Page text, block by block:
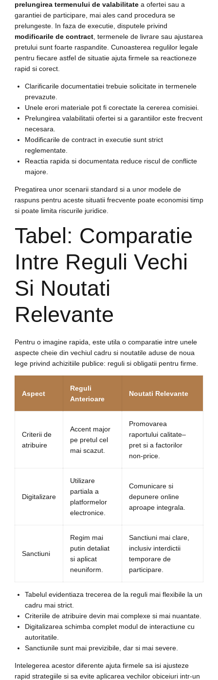
prelungirea termenului de valabilitate a ofertei sau a
garantiei de participare, mai ales cand procedura se
prelungeste. In faza de executie, disputele privind
modificarile de contract, termenele de livrare sau ajustarea
pretului sunt foarte raspandite. Cunoasterea regulilor legale
pentru fiecare astfel de situatie ajuta firmele sa reactioneze
rapid si corect.
Clarificarile documentatiei trebuie solicitate in termenele
prevazute.
Unele erori materiale pot fi corectate la cererea comisiei.
Prelungirea valabilitatii ofertei si a garantiilor este frecvent
necesara.
Modificarile de contract in executie sunt strict
reglementate.
Reactia rapida si documentata reduce riscul de conflicte
majore.
Pregatirea unor scenarii standard si a unor modele de
raspuns pentru aceste situatii frecvente poate economisi timp
si poate limita riscurile juridice.
Tabel: Comparatie
Intre Reguli Vechi
Si Noutati
Relevante
Pentru o imagine rapida, este utila o comparatie intre unele
aspecte cheie din vechiul cadru si noutatile aduse de noua
lege privind achizitiile publice: reguli si obligatii pentru firme.
Aspect
Reguli
Anterioare
Noutati Relevante
Criterii de
atribuire
Accent major
pe pretul cel
mai scazut.
Promovarea
raportului calitate–
pret si a factorilor
non-price.
Digitalizare
Utilizare
partiala a
platformelor
electronice.
Comunicare si
depunere online
aproape integrala.
Sanctiuni
Regim mai
putin detaliat
si aplicat
neuniform.
Sanctiuni mai clare,
inclusiv interdictii
temporare de
participare.
Tabelul evidentiaza trecerea de la reguli mai flexibile la un
cadru mai strict.
Criteriile de atribuire devin mai complexe si mai nuantate.
Digitalizarea schimba complet modul de interactiune cu
autoritatile.
Sanctiunile sunt mai previzibile, dar si mai severe.
Intelegerea acestor diferente ajuta firmele sa isi ajusteze
rapid strategiile si sa evite aplicarea vechilor obiceiuri intr-un